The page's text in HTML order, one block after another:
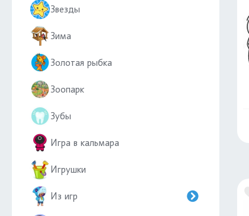
Звезды
Зима
Золотая рыбка
Зоопарк
Зубы
Игра в кальмара
Игрушки
Из игр